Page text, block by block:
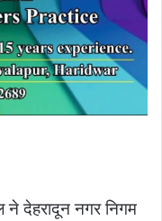
ने देहरादून नगर निगम